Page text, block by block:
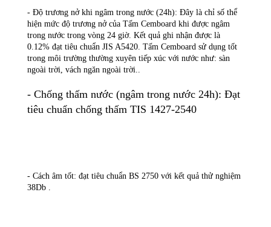
- Độ trương nở khi ngâm trong nước (24h): Đây là chỉ số thể
hiện mức độ trương nở của Tấm Cemboard khi được ngâm
trong nước trong vòng 24 giờ. Kết quả ghi nhận được là
0.12% đạt tiêu chuẩn JIS A5420. Tấm Cemboard sử dụng tốt
trong môi trường thường xuyên tiếp xúc với nước như: sàn
ngoài trời, vách ngăn ngoài trời..
- Chống thấm nước (ngâm trong nước 24h): Đạt
tiêu chuẩn chống thấm TIS 1427-2540
- Cách âm tốt: đạt tiêu chuẩn BS 2750 với kết quả thử nghiệm
38Db .